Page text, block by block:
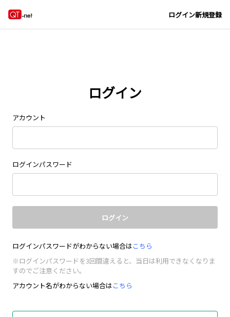
ログイン新規登録
ログイン
アカウント
ログインパスワード
ログイン
ログインパスワードがわからない場合はこちら
※ログインパスワードを3回間違えると、当日は利用できなくなりま
すのでご注意ください。
アカウント名がわからない場合はこちら